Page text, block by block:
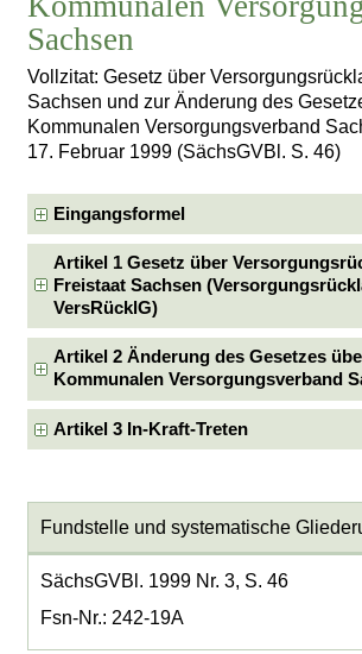
Sachsen
Vollzitat: Gesetz über
Sachsen und zur Änderung des
Kommunalen Versorgungsverband
17. Februar 1999 (SächsGVBl. S. 46)
Eingangsformel
Artikel 1 Gesetz über
Freistaat Sachsen
VersRücklG)
Artikel 2 Änderung des Gesetzes
Kommunalen Versorgungsverband
Artikel 3 In-Kraft-Treten
Fundstelle und systematische
SächsGVBl. 1999 Nr. 3, S. 46
Fsn-Nr.: 242-19A